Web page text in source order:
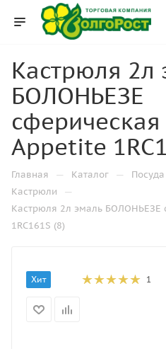
Кастрюля 2л
БОЛОНЬЕЗЕ
Appetite
Главная — Каталог —
Кастрюли —
Кастрюля 2л эмаль БОЛОНЬЕЗЕ
1RC161S (8)
Хит 1